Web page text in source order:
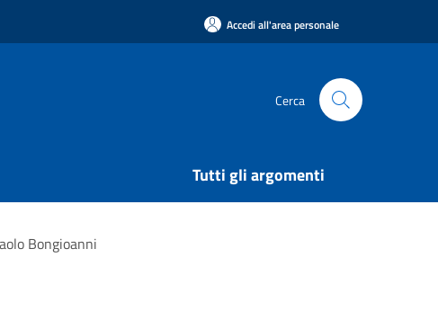
Accedi all'area personale
Cerca
Tutti gli argomenti
Bongioanni